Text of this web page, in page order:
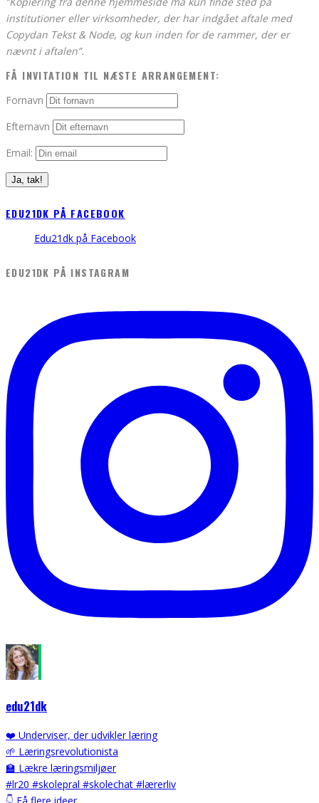
institutioner eller virksomheder, der har indgået aftale med
Copydan Tekst & Node, og kun inden for de rammer, der er
nævnt i aftalen”.
FÅ INVITATION TIL NÆSTE ARRANGEMENT:
Fornavn
Efternavn
Email:
EDU21DK PÅ FACEBOOK
Edu21dk på Facebook
EDU21DK PÅ INSTAGRAM
edu21dk
❤️ Underviser, der udvikler læring
🌱 Læringsrevolutionista
🏫 Lækre læringsmiljøer
#lr20 #skolepral #skolechat #lærerliv